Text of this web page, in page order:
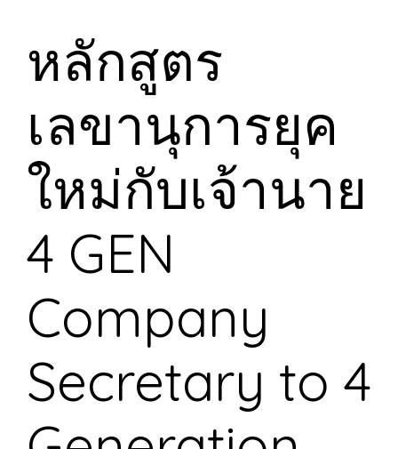
หลักสูตร
เลขานุการยุค
ใหม่กับเจ้านาย
4 GEN
Company
Secretary to 4